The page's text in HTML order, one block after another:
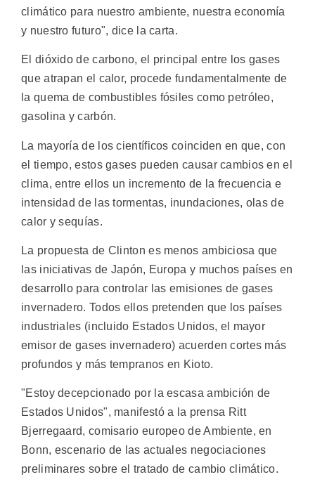
climático para nuestro ambiente, nuestra economía
y nuestro futuro", dice la carta.
El dióxido de carbono, el principal entre los gases
que atrapan el calor, procede fundamentalmente de
la quema de combustibles fósiles como petróleo,
gasolina y carbón.
La mayoría de los científicos coinciden en que, con
el tiempo, estos gases pueden causar cambios en el
clima, entre ellos un incremento de la frecuencia e
intensidad de las tormentas, inundaciones, olas de
calor y sequías.
La propuesta de Clinton es menos ambiciosa que
las iniciativas de Japón, Europa y muchos países en
desarrollo para controlar las emisiones de gases
invernadero. Todos ellos pretenden que los países
industriales (incluido Estados Unidos, el mayor
emisor de gases invernadero) acuerden cortes más
profundos y más tempranos en Kioto.
"Estoy decepcionado por la escasa ambición de
Estados Unidos", manifestó a la prensa Ritt
Bjerregaard, comisario europeo de Ambiente, en
Bonn, escenario de las actuales negociaciones
preliminares sobre el tratado de cambio climático.